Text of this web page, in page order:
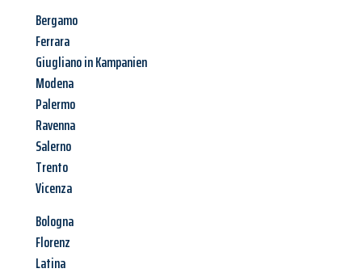
Bergamo
Ferrara
Giugliano in Kampanien
Modena
Palermo
Ravenna
Salerno
Trento
Vicenza
Bologna
Florenz
Latina